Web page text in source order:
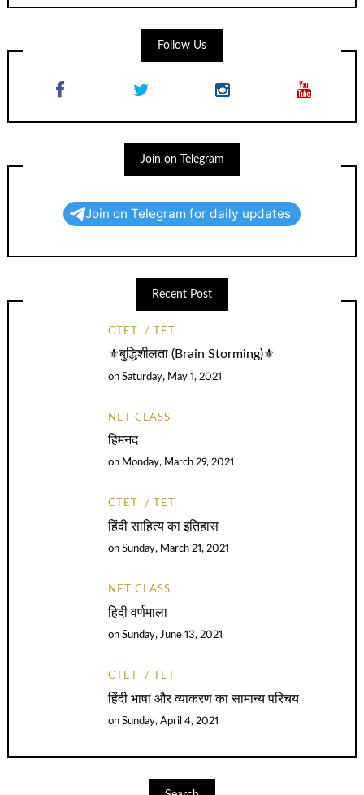
Follow Us
Join on Telegram
Join on Telegram for daily updates
Recent Post
CTET TET
⚜️बुद्धिशीलता (Brain Storming)⚜️
onSaturday, May 1, 2021
NET CLASS
हिमनद
on Monday, March 29, 2021
CTET TET
हिंदी साहित्य का इतिहास
onSunday, March 21, 2021
NET CLASS
हिदी वर्णमाला
onSunday, June 13, 2021
CTET TET
हिंदी भाषा और व्याकरण का सामान्य परिचय
onSunday, April 4, 2021